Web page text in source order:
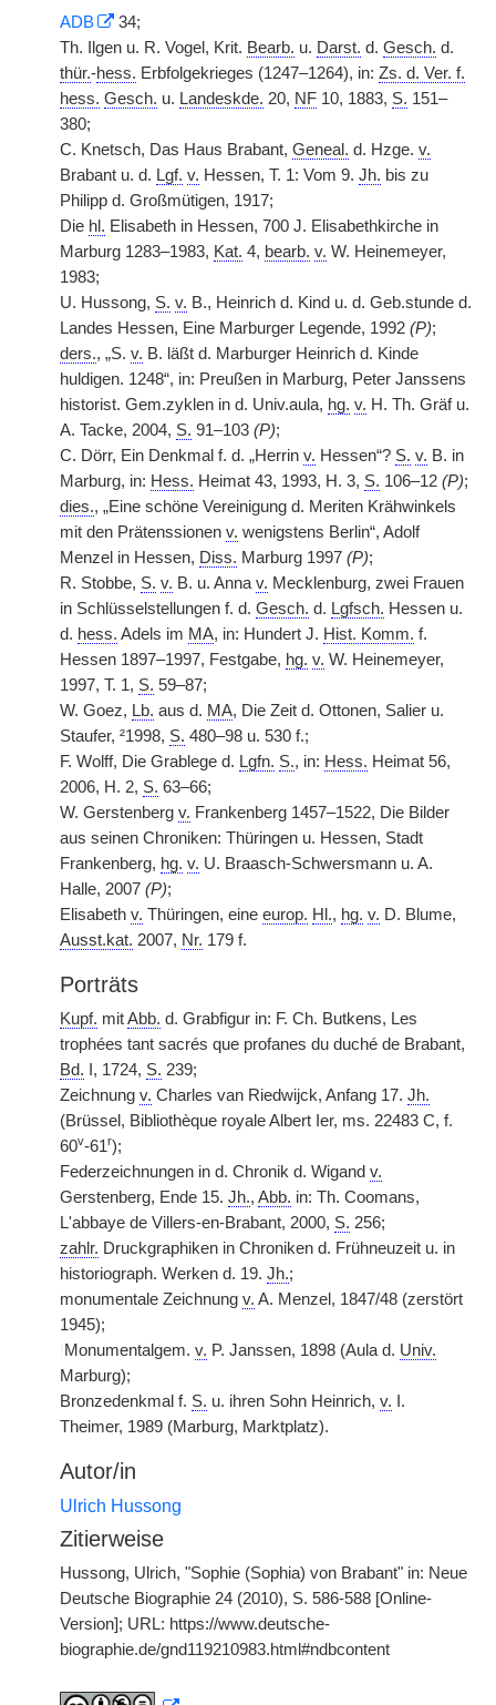
ADB
34;
Th. Ilgen u. R. Vogel, Krit. Bearb. u. Darst. d. Gesch. d.
thür.-hess. Erbfolgekrieges (1247–1264), in: Zs. d. Ver. f.
hess. Gesch. u. Landeskde. 20, NF 10, 1883, S. 151–
380;
C. Knetsch, Das Haus Brabant, Geneal. d. Hzge. v.
Brabant u. d. Lgf. v. Hessen, T. 1: Vom 9. Jh. bis zu
Philipp d. Großmütigen, 1917;
Die hl. Elisabeth in Hessen, 700 J. Elisabethkirche in
Marburg 1283–1983, Kat. 4, bearb. v. W. Heinemeyer,
1983;
U. Hussong, S. v. B., Heinrich d. Kind u. d. Geb.stunde d.
Landes Hessen, Eine Marburger Legende, 1992 (P);
ders., „S. v. B. läßt d. Marburger Heinrich d. Kinde
huldigen. 1248“, in: Preußen in Marburg, Peter Janssens
historist. Gem.zyklen in d. Univ.aula, hg. v. H. Th. Gräf u.
A. Tacke, 2004, S. 91–103 (P);
C. Dörr, Ein Denkmal f. d. „Herrin v. Hessen“? S. v. B. in
Marburg, in: Hess. Heimat 43, 1993, H. 3, S. 106–12 (P);
dies., „Eine schöne Vereinigung d. Meriten Krähwinkels
mit den Prätenssionen v. wenigstens Berlin“, Adolf
Menzel in Hessen, Diss. Marburg 1997 (P);
R. Stobbe, S. v. B. u. Anna v. Mecklenburg, zwei Frauen
in Schlüsselstellungen f. d. Gesch. d. Lgfsch. Hessen u.
d. hess. Adels im MA, in: Hundert J. Hist. Komm. f.
Hessen 1897–1997, Festgabe, hg. v. W. Heinemeyer,
1997, T. 1, S. 59–87;
W. Goez, Lb. aus d. MA, Die Zeit d. Ottonen, Salier u.
Staufer, ²1998, S. 480–98 u. 530 f.;
F. Wolff, Die Grablege d. Lgfn. S., in: Hess. Heimat 56,
2006, H. 2, S. 63–66;
W. Gerstenberg v. Frankenberg 1457–1522, Die Bilder
aus seinen Chroniken: Thüringen u. Hessen, Stadt
Frankenberg, hg. v. U. Braasch-Schwersmann u. A.
Halle, 2007 (P);
Elisabeth v. Thüringen, eine europ. Hl., hg. v. D. Blume,
Ausst.kat. 2007, Nr. 179 f.
Porträts
Kupf. mitAbb. d. Grabfigur in: F. Ch. Butkens, Les
trophées tant sacrés que profanes du duché de Brabant,
Bd. I, 1724, S. 239;
Zeichnung v. Charles van Riedwijck, Anfang 17. Jh.
(Brüssel, Bibliothèque royale Albert Ier, ms. 22483 C, f.
60v-61r);
Federzeichnungen in d. Chronik d. Wigand v.
Gerstenberg, Ende 15. Jh., Abb. in: Th. Coomans,
L'abbaye de Villers-en-Brabant, 2000, S. 256;
zahlr. Druckgraphiken in Chroniken d. Frühneuzeit u. in
historiograph. Werken d. 19. Jh.;
monumentale Zeichnung v. A. Menzel, 1847/48 (zerstört
1945);
Monumentalgem. v. P. Janssen, 1898 (Aula d. Univ.
Marburg);
Bronzedenkmal f. S. u. ihren Sohn Heinrich, v. I.
Theimer, 1989 (Marburg, Marktplatz).
Autor/in
Ulrich Hussong
Zitierweise
Hussong, Ulrich, "Sophie (Sophia) von Brabant" in: Neue
Deutsche Biographie 24 (2010), S. 586-588 [Online-
Version]; URL: https://www.deutsche-
biographie.de/gnd119210983.html#ndbcontent